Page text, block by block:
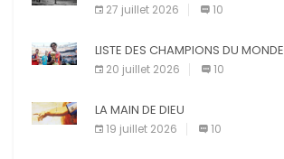
27 juillet 2026 10
LISTE DES CHAMPIONS DU MONDE
20 juillet 2026 10
LA MAIN DE DIEU
19 juillet 2026 10